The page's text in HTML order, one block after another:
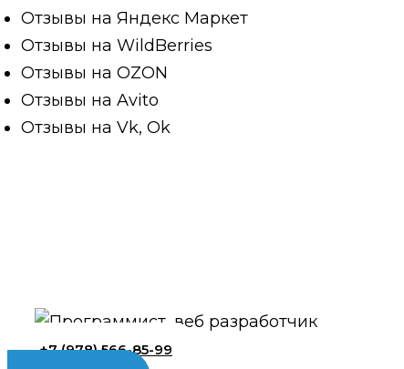
Отзывы на Яндекс Маркет
Отзывы на WildBerries
Отзывы на OZON
Отзывы на Avito
Отзывы на Vk, Ok
+7 (978) 566-85-99